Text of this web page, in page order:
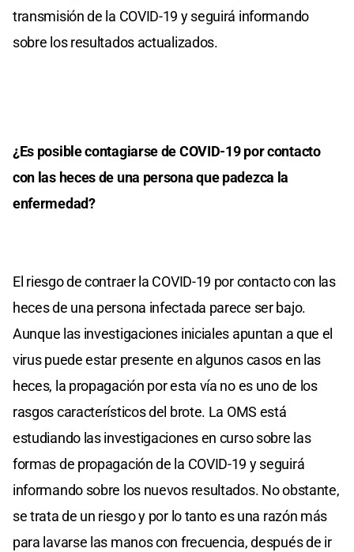
transmisión de la COVID-19 y seguirá informando
sobre los resultados actualizados.
¿Es posible contagiarse de COVID-19 por contacto
con las heces de una persona que padezca la
enfermedad?
El riesgo de contraer la COVID-19 por contacto con las
heces de una persona infectada parece ser bajo.
Aunque las investigaciones iniciales apuntan a que el
virus puede estar presente en algunos casos en las
heces, la propagación por esta vía no es uno de los
rasgos característicos del brote. La OMS está
estudiando las investigaciones en curso sobre las
formas de propagación de la COVID-19 y seguirá
informando sobre los nuevos resultados. No obstante,
se trata de un riesgo y por lo tanto es una razón más
para lavarse las manos con frecuencia, después de ir